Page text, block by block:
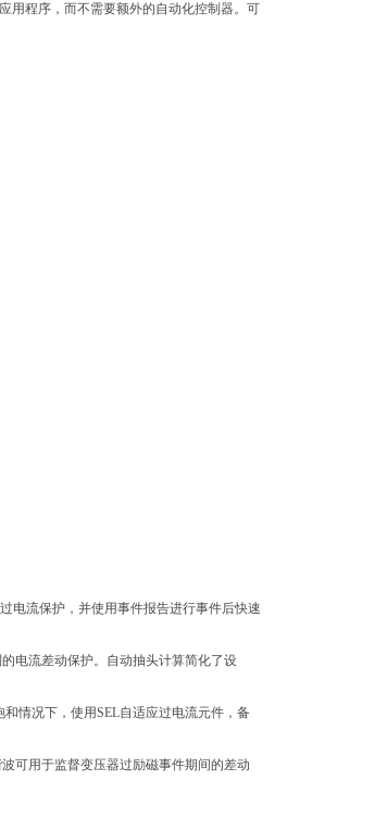
用程序，而不需要额外的自动化控制器。可
电流保护，并使用事件报告进行事件后快速
电流差动保护。自动抽头计算简化了设
和情况下，使用SEL自适应过电流元件，备
可用于监督变压器过励磁事件期间的差动